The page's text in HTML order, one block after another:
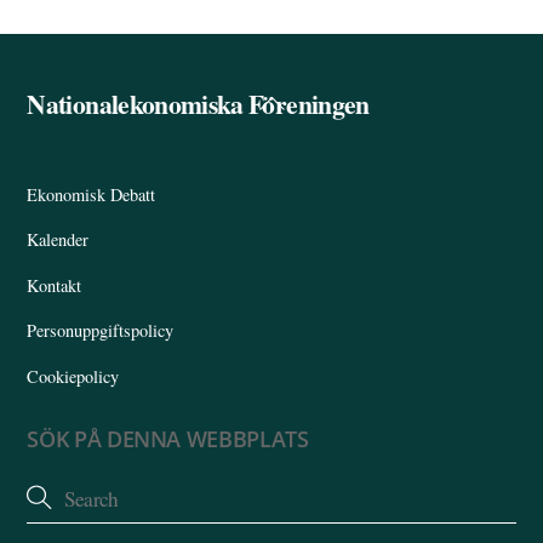
Back
Nationalekonomiska Föreningen
Ekonomisk Debatt
Kalender
Kontakt
Personuppgiftspolicy
Cookiepolicy
SÖK PÅ DENNA WEBBPLATS